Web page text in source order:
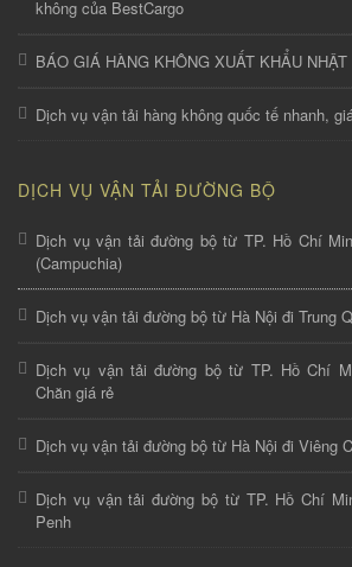
không của BestCargo
BÁO GIÁ HÀNG KHÔNG XUẤT KHẨU
Dịch vụ vận tải hàng không quốc tế nhanh,
DỊCH VỤ VẬN TẢI ĐƯỜNG BỘ
Dịch vụ vận tải đường bộ từ TP. Hồ Chí
(Campuchia)
Dịch vụ vận tải đường bộ từ Hà Nội đi Trung
Dịch vụ vận tải đường bộ từ TP. Hồ Chí
Chăn giá rẻ
Dịch vụ vận tải đường bộ từ Hà Nội đi Viêng
Dịch vụ vận tải đường bộ từ TP. Hồ Chí
Penh